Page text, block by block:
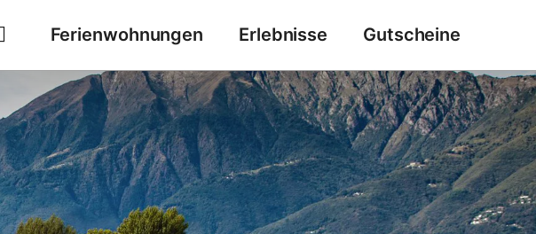
Ferienwohnungen Erlebnisse Gutscheine